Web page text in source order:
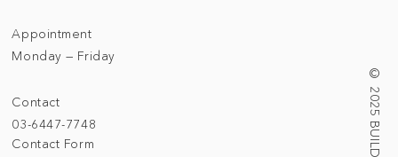
Contact
03-6447-7748
Contact Form
Appointment
Monday — Friday